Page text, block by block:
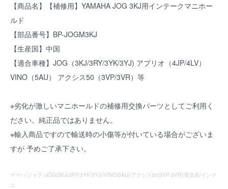
【商品名】【補修用】YAMAHA JOG 3KJ用インテークマニホー
ルド
【部品番号】BP-JOGM3KJ
【生産国】中国
【適合車種】JOG（3KJ/3RY/3YK/3YJ) アプリオ（4JP/4LV）
VINO（5AU） アクシス50（3VP/3VR）等
※劣化が激しいマニホールドの補修用交換パーツとしてご利用く
ださい。純正品ではありません。
※輸入商品ですので輸送時の小傷等が付いている場合がございま
すが 予めご了承下さい。
ヤマハ/ジョグ /JOG(3KJ/3RY/3YK/3YJ)/VINO(5AU)/アクシス50(3VP/3VR)/吸気系/インマ
ニ